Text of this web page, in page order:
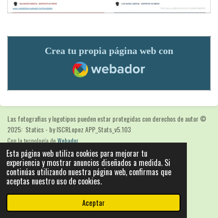
Esta página web utiliza cookies para mejorar tu
experiencia y mostrar anuncios diseñados a medida. Si
continúas utilizando nuestra página web, confirmas que
aceptas nuestro uso de cookies.
Aceptar
Crea tu propia página web con
Webador
Las fotografias y logotipos pueden estar protegidas con derechos de autor©
2025: Statics - by ISCRLopez APP_Stats_v5.103
Con la tecnología de Webador